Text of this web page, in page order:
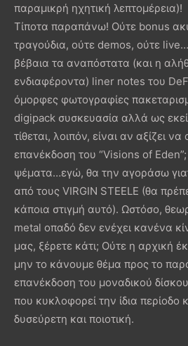
παραμικρή ηχητική λεπτομέρεια)!
Τίποτα παραπάνω! Ούτε bonus
τραγούδια, ούτε demos, ούτε
βέβαια τα αναπόστατα (και η
ενδιαφέροντα) liner notes του
όμορφες φωτογραφίες
digipack συσκευασία αλλά ως
τίθεται, λοιπόν, είναι αν αξίζει
επανέκδοση του “Visions of
ψέματα…εγώ, θα την αγοράσω
από τους VIRGIN STEELE (θα
κάποια στιγμή αυτό). Ωστόσο,
metal οπαδό δεν ενέχει κανένα
μας, ξέρετε κάτι; Ούτε η αρχική
μην το κάνουμε θέμα προς το
επανέκδοση του μοναδικού
που κυκλοφορεί την ίδια περίοδο
δυσεύρετη και ποιοτική.